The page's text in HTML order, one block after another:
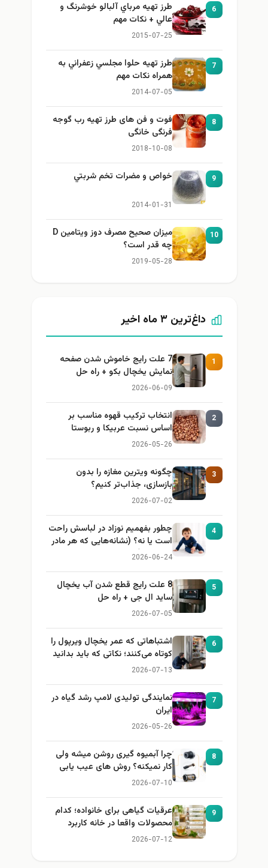
6
طرز تهيه مرباي آلبالو خوشرنگ و
عالي + نكات مهم
2015-07-25
7
طرز تهيه حلوا مجلسي زعفراني به
همراه نكات مهم
2014-07-05
8
فوت و فن های طرز تهیه رب گوجه
فرنگی خانگی
2018-10-08
9 خواص و مضرات تخم شربتي
2014-01-31
10
میزان صحیح مصرف دوز ویتامین D
چه قدر است؟
2019-05-28
داغ‌ترین ۳ ماه اخیر
1
7 علت رایج خاموش شدن صفحه
نمایش یخچال بکو + راه حل
2026-06-09
2
انتخاب ترکیب قهوه مناسب بر
اساس نسبت عربیکا و ربوستا
2026-05-26
3
چگونه ویترین مغازه را بدون
بازسازی، جذاب‌تر کنیم؟
2026-07-02
4
چطور بفهمیم نوزاد در لباسش راحت
است یا نه؟ (نشانه‌هایی که هر مادر
باید بداند)
2026-06-24
5
8 علت رایج قطع شدن آب یخچال
ساید ال جی + راه حل
2026-07-05
6
اشتباهاتی که عمر یخچال ویرپول را
کوتاه می‌کنند؛ نکاتی که باید بدانید
2026-07-13
7
نمایندگی تولیدی لامپ رشد گیاه در
ایران
2026-05-26
8
چرا آبمیوه گیری روشن میشه ولی
کار نمیکنه؟ روش های عیب یابی
2026-07-10
9
عرقیات گیاهی برای خانواده؛ کدام
محصولات واقعا در خانه کاربرد
دارند؟
2026-07-12